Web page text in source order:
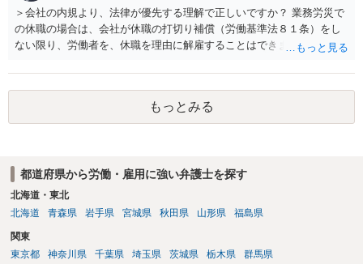
費・未回収費用のみ」に限定する、などが典型です。 ・弁護士に契約
前に契約書の内容をレビューしてもらう価値は十分にあると思われま
す。 争点は、契約類型が雇用か業務委託か、実態として労働者性があ
るか、解除事由が双方にどう定められているか、違約金の算定根拠が
合理的か、という複数論点に分かれます。契約前なら、交渉のパワー
バランスの問題もありますが、修正余地があるうえ、後から争うより
コストを抑えやすいので、資料等を持参の上弁護士に確認されること
をお勧めします。 ・事務所側の解除でも、解除理由によってはタレン
は、合理性や対価性を欠くとして争いやすいです。逆に、タレント側
あります。
＞会社の内規より、法律が優先する理解で正しいですか？ 業務労災で
の休職の場合は、会社が休職の打切り補償（労働基準法８１条）をし
ない限り、労働者を、休職を理由に解雇することはできません（労働
期間満了による退職は、業務労災への適用はありませんので、ご安心
ください。 仮に会社が打切り補償をせずに解雇した場合は、不当解雇
に当たります。 ＞労災の休業補償と、所得補償保険の保険金とは別
に、受け取れる金銭はありますでしょうか？ 業務労災の場合は、会社
逸失利益等）が認められる可能性が高いと思われます。 また、業務労
災での第三者行為傷害（同僚の不注意等による事故）の場合は、当該
第三者の賠償責任も考えられます。 労災で支払われた分は、損害額か
は、第三者から支払ってもらうことになります。 会社等との交渉が必
要になると思います（良い会社でしたら、自ら話してくると思います
もっとみる
都道府県から労働・雇用に強い弁護士を探す
北海道・東北
北海道
青森県 岩手県 宮城県 秋田県 山形県 福島県
関東
東京都
神奈川県 千葉県 埼玉県 茨城県 栃木県 群馬県